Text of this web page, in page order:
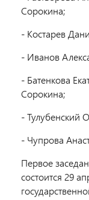
Сорокина;
- Костарев
- Иванов
- Батенкова
Сорокина;
- Тулубенский
- Чупрова
Первое
состоится 29